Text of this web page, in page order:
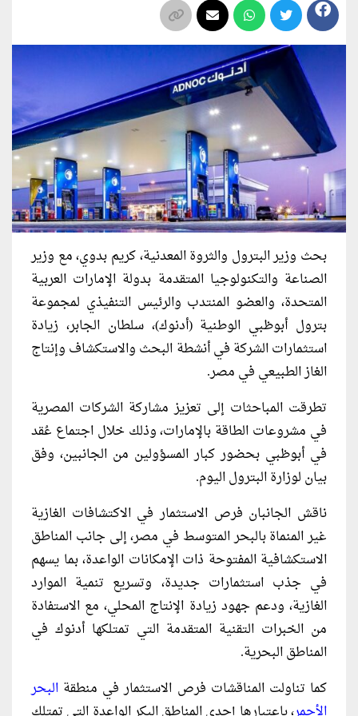
بحث وزير البترول والثروة المعدنية، كريم بدوي، مع وزير
الصناعة والتكنولوجيا المتقدمة بدولة الإمارات العربية
المتحدة، والعضو المنتدب والرئيس التنفيذي لمجموعة
بترول أبوظبي الوطنية (أدنوك)، سلطان الجابر، زيادة
استثمارات الشركة في أنشطة البحث والاستكشاف وإنتاج
الغاز الطبيعي في مصر.
تطرقت المباحثات إلى تعزيز مشاركة الشركات المصرية
في مشروعات الطاقة بالإمارات، وذلك خلال اجتماع عُقد
في أبوظبي بحضور كبار المسؤولين من الجانبين، وفق
بيان لوزارة البترول اليوم.
ناقش الجانبان فرص الاستثمار في الاكتشافات الغازية
غير المنماة بالبحر المتوسط في مصر، إلى جانب المناطق
الاستكشافية المفتوحة ذات الإمكانات الواعدة، بما يسهم
في جذب استثمارات جديدة، وتسريع تنمية الموارد
الغازية، ودعم جهود زيادة الإنتاج المحلي، مع الاستفادة
من الخبرات التقنية المتقدمة التي تمتلكها أدنوك في
المناطق البحرية.
كما تناولت المناقشات فرص الاستثمار في منطقة البحر